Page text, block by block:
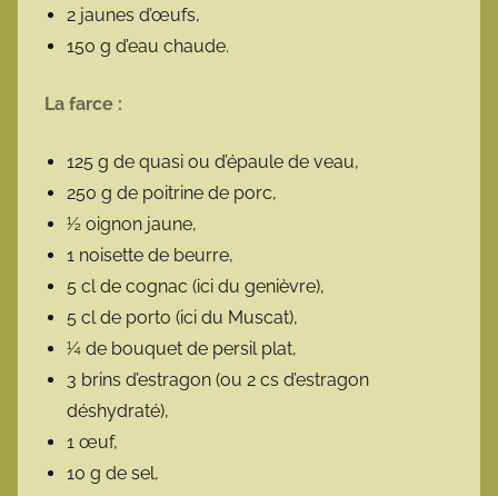
2 jaunes d’œufs,
150 g d’eau chaude.
La farce :
125 g de quasi ou d’épaule de veau,
250 g de poitrine de porc,
½ oignon jaune,
1 noisette de beurre,
5 cl de cognac (ici du genièvre),
5 cl de porto (ici du Muscat),
¼ de bouquet de persil plat,
3 brins d’estragon (ou 2 cs d’estragon
déshydraté),
1 œuf,
10 g de sel,